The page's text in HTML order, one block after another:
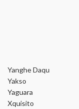
Yanghe Daqu
Yakso
Yaguara
Xquisito